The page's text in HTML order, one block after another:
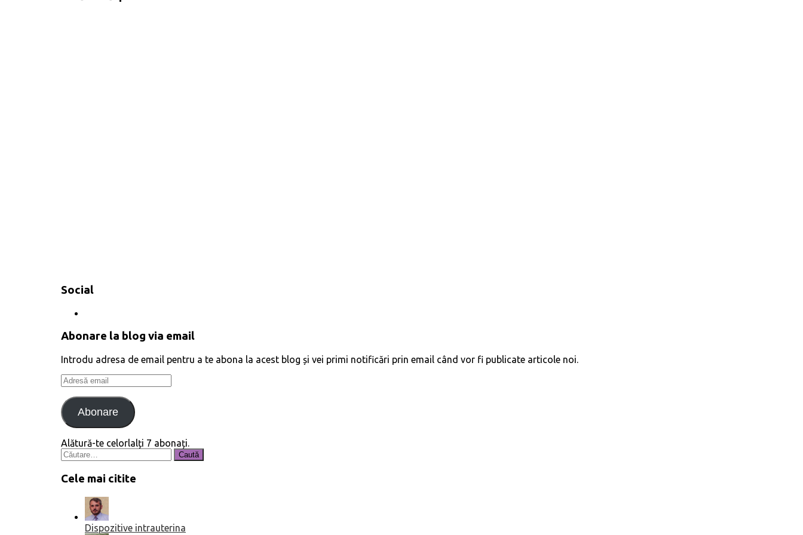
Social
Abonare la blog via email
Introdu adresa de email pentru a te abona la acest blog și vei primi notificări prin email când vor fi publicate articole noi.
Adresă
email
Abonare
Alătură-te celorlalți 7 abonați.
Caută
după:
Cele mai citite
Dispozitive intrauterina